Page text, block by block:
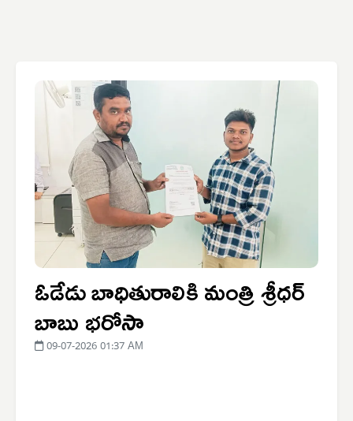
ఓడేడు బాధితురాలికి మంత్రి శ్రీధర్
బాబు భరోసా
09-07-2026 01:37 AM